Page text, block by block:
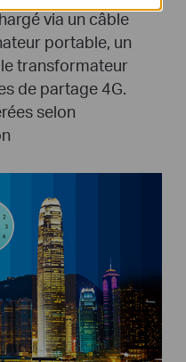
via un câble
portable, un
transformateur
de partage 4G.
selon